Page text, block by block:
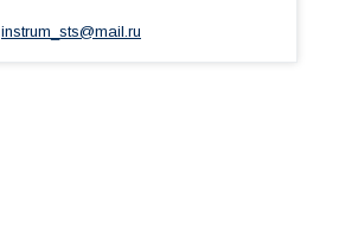
instrum_sts@mail.ru